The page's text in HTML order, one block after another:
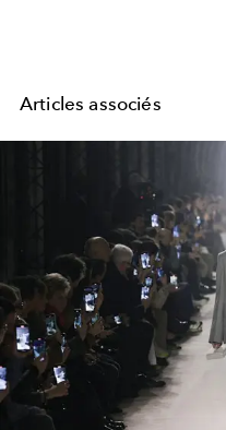
Articles associés